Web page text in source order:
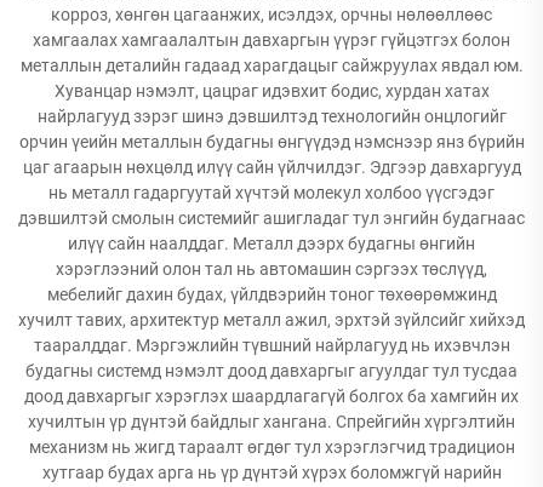
корроз, хөнгөн цагаанжих, исэлдэх, орчны нөлөөллөөс
хамгаалах хамгаалалтын давхаргын үүрэг гүйцэтгэх болон
металлын деталийн гадаад харагдацыг сайжруулах явдал юм.
Хуванцар нэмэлт, цацраг идэвхит бодис, хурдан хатах
найрлагууд зэрэг шинэ дэвшилтэд технологийн онцлогийг
орчин үеийн металлын будагны өнгүүдэд нэмснээр янз бүрийн
цаг агаарын нөхцөлд илүү сайн үйлчилдэг. Эдгээр давхаргууд
нь металл гадаргуутай хүчтэй молекул холбоо үүсгэдэг
дэвшилтэй смолын системийг ашигладаг тул энгийн будагнаас
илүү сайн наалддаг. Металл дээрх будагны өнгийн
хэрэглээний олон тал нь автомашин сэргээх төслүүд,
мебелийг дахин будах, үйлдвэрийн тоног төхөөрөмжинд
хучилт тавих, архитектур металл ажил, эрхтэй зүйлсийг хийхэд
тааралддаг. Мэргэжлийн түвшний найрлагууд нь ихэвчлэн
будагны системд нэмэлт доод давхаргыг агуулдаг тул тусдаа
доод давхаргыг хэрэглэх шаардлагагүй болгох ба хамгийн их
хучилтын үр дүнтэй байдлыг хангана. Спрейгийн хүргэлтийн
механизм нь жигд тараалт өгдөг тул хэрэглэгчид традицион
хутгаар будах арга нь үр дүнтэй хүрэх боломжгүй нарийн